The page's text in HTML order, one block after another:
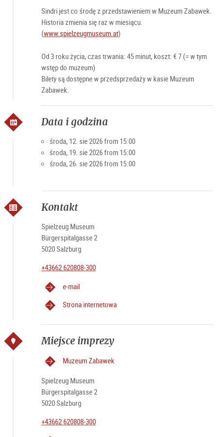
Sindri jest co środę z przedstawieniem w Muzeum Zabawek.
Historia zmienia się raz w miesiącu.
(www.spielzeugmuseum.at)
Od 3 roku życia, czas trwania: 45 minut, koszt: € 7 (= w tym
wstęp do muzeum)
Bilety są dostępne w przedsprzedaży w kasie Muzeum
Zabawek.
Data i godzina
środa, 12. sie 2026 from 15:00
środa, 19. sie 2026 from 15:00
środa, 26. sie 2026 from 15:00
Kontakt
Spielzeug Museum
Bürgerspitalgasse 2
5020 Salzburg
+43662 620808-300
e-mail
Strona internetowa
Miejsce imprezy
Muzeum Zabawek
Spielzeug Museum
Bürgerspitalgasse 2
5020 Salzburg
+43662 620808-300